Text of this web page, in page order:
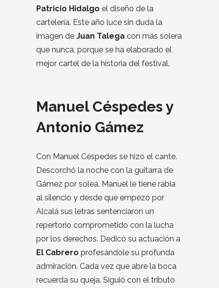
Patricio Hidalgo el diseño de la
cartelería. Este año luce sin duda la
imagen de Juan Talega con más solera
que nunca, porque se ha elaborado el
mejor cartel de la historia del festival.
Manuel Céspedes y
Antonio Gámez
Con Manuel Céspedes se hizo el cante.
Descorchó la noche con la guitarra de
Gámez por soleá. Manuel le tiene rabia
al silencio y desde que empezó por
Alcalá sus letras sentenciaron un
repertorio comprometido con la lucha
por los derechos. Dedicó su actuación a
El Cabrero profesándole su profunda
admiración. Cada vez que abre la boca
recuerda su queja. Siguió con el tributo